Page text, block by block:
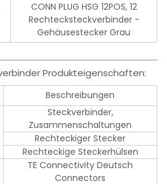
CONN PLUG HSG 12POS, 12
Rechtecksteckverbinder -
Gehäusestecker Grau
Produkteigenschaften:
Beschreibungen
Steckverbinder,
Zusammenschaltungen
Rechteckiger Stecker
Rechteckige Steckerhülsen
TE Connectivity Deutsch
Connectors